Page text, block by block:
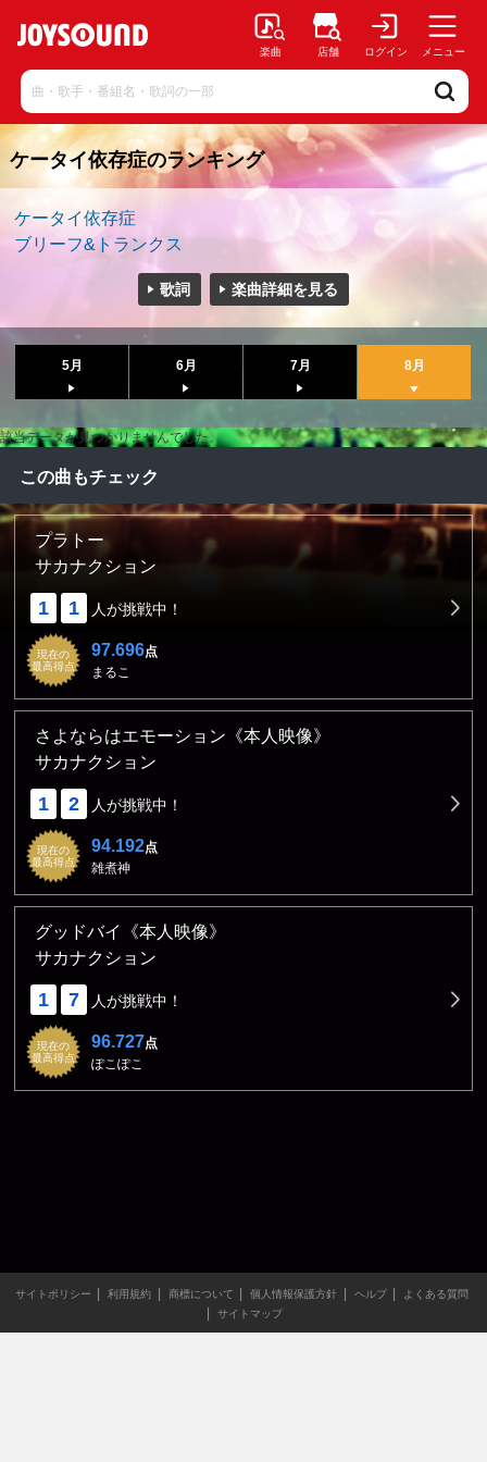
楽曲 店舗 ログイン メニュー
ケータイ依存症のランキング
ケータイ依存症
ブリーフ&トランクス
歌詞 楽曲詳細を見る
5月 6月 7月 8月
該当データが見つかりませんでした。
この曲もチェック
プラトー
サカナクション
1 1 人が挑戦中！
現在の
最高得点
97.696点
まるこ
さよならはエモーション《本人映像》
サカナクション
1 2 人が挑戦中！
現在の
最高得点
94.192点
雑煮神
グッドバイ《本人映像》
サカナクション
1 7 人が挑戦中！
現在の
最高得点
96.727点
ぽこぽこ
サイトポリシー 利用規約 商標について 個人情報保護方針 ヘルプ
よくある質問
サイトマップ